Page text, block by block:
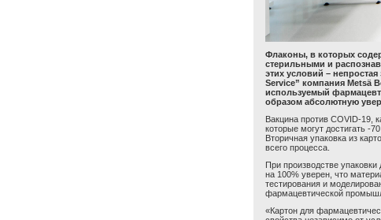
Флаконы, в которых
стерильными и
этих условий –
Service” компания Metsä
используемый
образом абсолютную
Вакцина против COVID-19,
которые могут достигать -
Вторичная упаковка из
всего процесса.
При производстве
на 100% уверен, что
тестирования и
фармацевтической
«Картон для